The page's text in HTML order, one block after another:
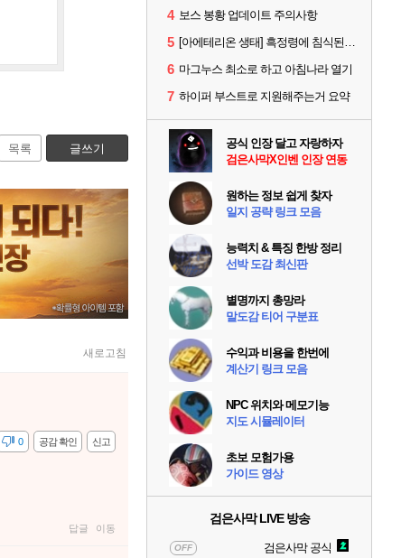
목록 글쓰기
새로고침
신고
공감 확인
0
답글 이동
4 보스 봉황 업데이트 주의사항
5 [아에테리온 생태] 흑정령에 침식된 검사/용병
6 마그누스 최소로 하고 아침나라 열기
7 하이퍼 부스트로 지원해주는거 요약
공식 인장 달고 자랑하자
검은사막X인벤 인장 연동
원하는 정보 쉽게 찾자
일지 공략 링크 모음
능력치 & 특징 한방 정리
선박 도감 최신판
별명까지 총망라
말도감 티어 구분표
수익과 비용을 한번에
계산기 링크 모음
NPC 위치와 메모기능
지도 시뮬레이터
초보 모험가용
가이드 영상
검은사막 LIVE 방송
OFF 검은사막 공식